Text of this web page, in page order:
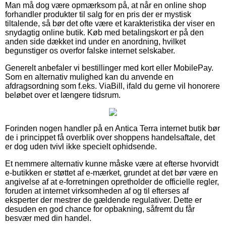
Man må dog være opmærksom på, at når en online shop
forhandler produkter til salg for en pris der er mystisk
tiltalende, så bør det ofte være et karakteristika der viser en
snydagtig online butik. Køb med betalingskort er på den
anden side dækket ind under en anordning, hvilket
begunstiger os overfor falske internet selskaber.
Generelt anbefaler vi bestillinger med kort eller MobilePay.
Som en alternativ mulighed kan du anvende en
afdragsordning som f.eks. ViaBill, ifald du gerne vil honorere
beløbet over et længere tidsrum.
Forinden nogen handler på en Antica Terra internet butik bør
de i princippet få overblik over shoppens handelsaftale, det
er dog uden tvivl ikke specielt ophidsende.
Et nemmere alternativ kunne måske være at efterse hvorvidt
e-butikken er støttet af e-mærket, grundet at det bør være en
angivelse af at e-forretningen opretholder de officielle regler,
foruden at internet virksomheden af og til efterses af
eksperter der mestrer de gældende regulativer. Dette er
desuden en god chance for opbakning, såfremt du får
besvær med din handel.